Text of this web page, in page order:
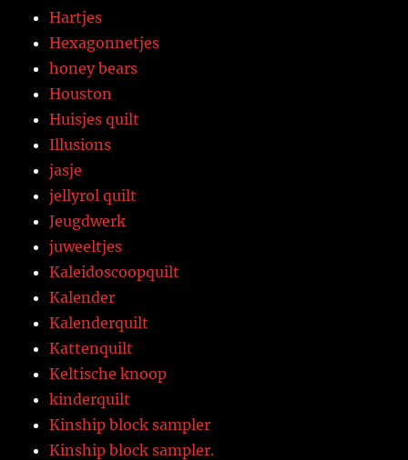
Hartjes
Hexagonnetjes
honey bears
Houston
Huisjes quilt
Illusions
jasje
jellyrol quilt
Jeugdwerk
juweeltjes
Kaleidoscoopquilt
Kalender
Kalenderquilt
Kattenquilt
Keltische knoop
kinderquilt
Kinship block sampler
Kinship block sampler.